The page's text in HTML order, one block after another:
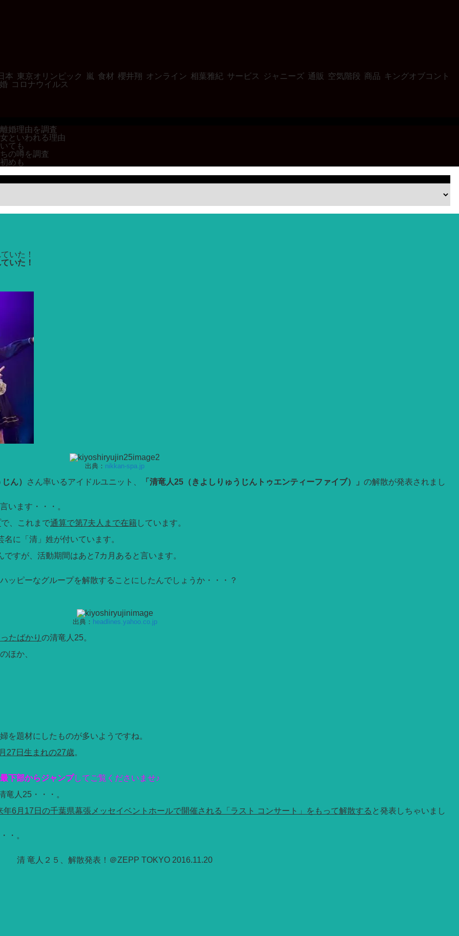
本 東京オリンピック 嵐 食材 櫻井翔 オンライン 相葉雅紀 サービス ジャニーズ 通販 空気階段 商品 キングオブコント
コロナウイルス
婚理由を調査
といわれる理由
ても
の噂を調査
めも
いた！
いた！
出典： nikkan-spa.jp
ん） さん率いるアイドルユニット、 「清竜人25（きよしりゅうじんトゥエンティーファイブ）」 の解散が発表されまし
います・・・。
で、これまで通算で第7夫人まで在籍しています。
に「清」姓が付いています。
すが、活動期間はあと7カ月あると言います。
ッピーなグループを解散することにしたんでしょうか・・・？
出典： headlines.yahoo.co.jp
たばかり の清竜人25。
ほか、
を題材にしたものが多いようですね。
27日生まれの27歳。
下部からジャンプしてご覧くださいませ♪
竜人25・・・。
年6月17日の千葉県幕張メッセイベントホールで開催される「ラスト コンサート」をもって解散する と発表しちゃいまし
・。
清 竜人２５、解散発表！＠ZEPP TOKYO 2016.11.20